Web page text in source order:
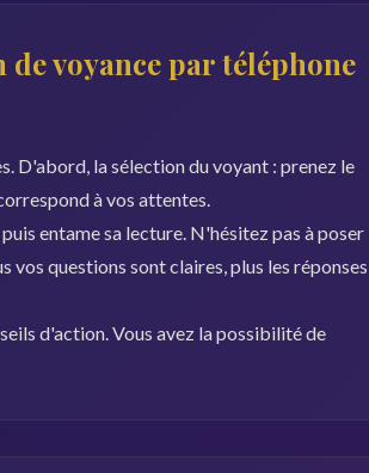
voyance par téléphone
D'abord, la sélection du voyant : prenez le
à vos attentes.
entame sa lecture. N'hésitez pas à poser
vos questions sont claires, plus les réponses
d'action. Vous avez la possibilité de